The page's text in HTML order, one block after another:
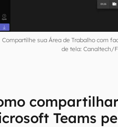
Compartilhe sua Área de Trabalho com
de tela: Canaltech/
Teams